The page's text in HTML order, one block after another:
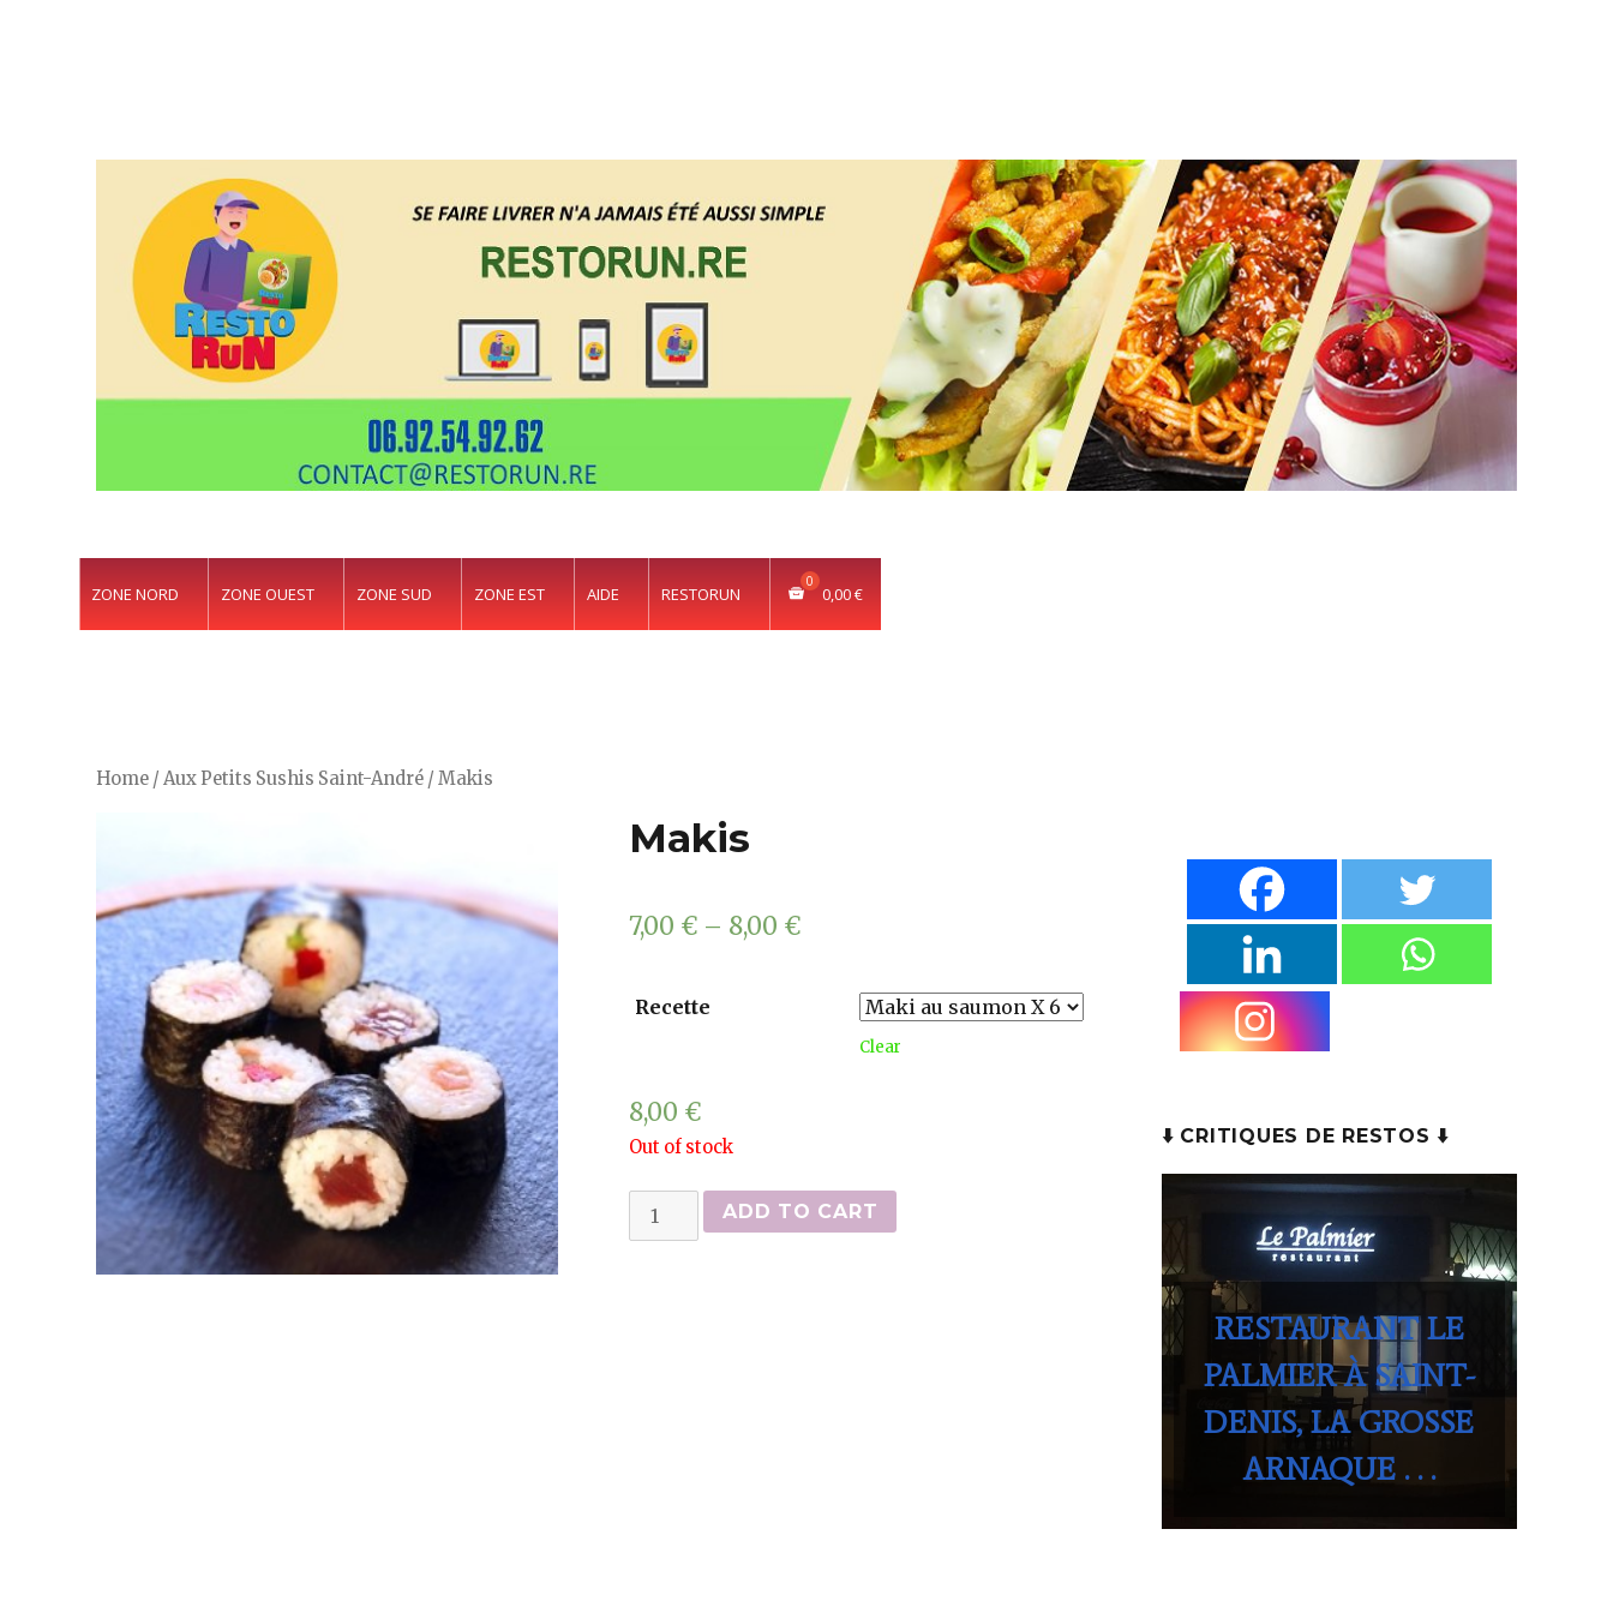
ZONE NORD ZONE OUEST ZONE SUD ZONE EST AIDE RESTORUN 0,00€
Home /Aux Petits Sushis Saint-André / Makis
Makis
7,00 € – 8,00 €
Recette
Clear
8,00 €
Out of stock
Makis
quantity
ADD TO CART
⬇️ CRITIQUES DE RESTOS ⬇️
RESTAURANT LE
PALMIER À SAINT-
DENIS, LA GROSSE
ARNAQUE . . .